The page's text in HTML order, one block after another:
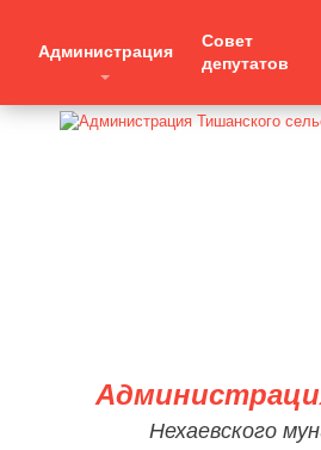
Администрация
Совет
депутатов
Нехаевского